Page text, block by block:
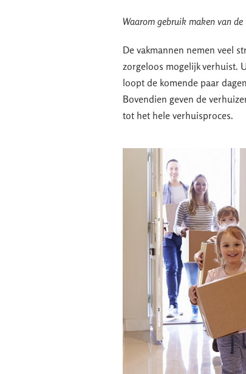
Waarom gebruik maken van de
De vakmannen nemen veel
zorgeloos mogelijk verhuist.
loopt de komende paar
Bovendien geven de
tot het hele verhuisproces.